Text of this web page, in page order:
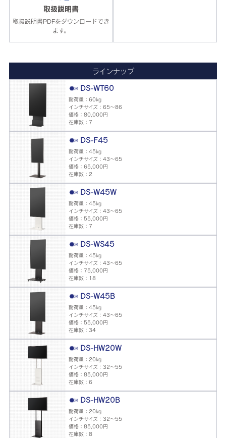
取扱説明書
取扱説明書PDFをダウンロードでき
ます。
ラインナップ
DS-WT60
耐荷重：60kg
インチサイズ：65～86
価格：80,000円
在庫数：7
DS-F45
耐荷重：45kg
インチサイズ：43～65
価格：65,000円
在庫数：2
DS-W45W
耐荷重：45kg
インチサイズ：43～65
価格：55,000円
在庫数：7
DS-WS45
耐荷重：45kg
インチサイズ：43～65
価格：75,000円
在庫数：18
DS-W45B
耐荷重：45kg
インチサイズ：43～65
価格：55,000円
在庫数：34
DS-HW20W
耐荷重：20kg
インチサイズ：32～55
価格：85,000円
在庫数：6
DS-HW20B
耐荷重：20kg
インチサイズ：32～55
価格：85,000円
在庫数：8